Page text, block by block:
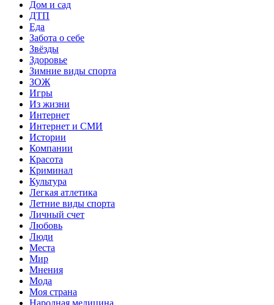
Дом и сад
ДТП
Еда
Забота о себе
Звёзды
Здоровье
Зимние виды спорта
ЗОЖ
Игры
Из жизни
Интернет
Интернет и СМИ
Истории
Компании
Красота
Криминал
Культура
Легкая атлетика
Летние виды спорта
Личный счет
Любовь
Люди
Места
Мир
Мнения
Мода
Моя страна